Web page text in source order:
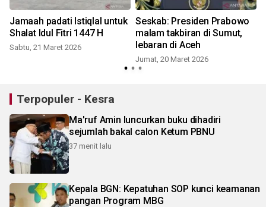
Jamaah padati Istiqlal untuk
Shalat Idul Fitri 1447 H
Sabtu, 21 Maret 2026
Seskab: Presiden Prabowo
malam takbiran di Sumut,
lebaran di Aceh
Jumat, 20 Maret 2026
Terpopuler - Kesra
Ma'ruf Amin luncurkan buku dihadiri
sejumlah bakal calon Ketum PBNU
37 menit lalu
Kepala BGN: Kepatuhan SOP kunci keamanan
pangan Program MBG